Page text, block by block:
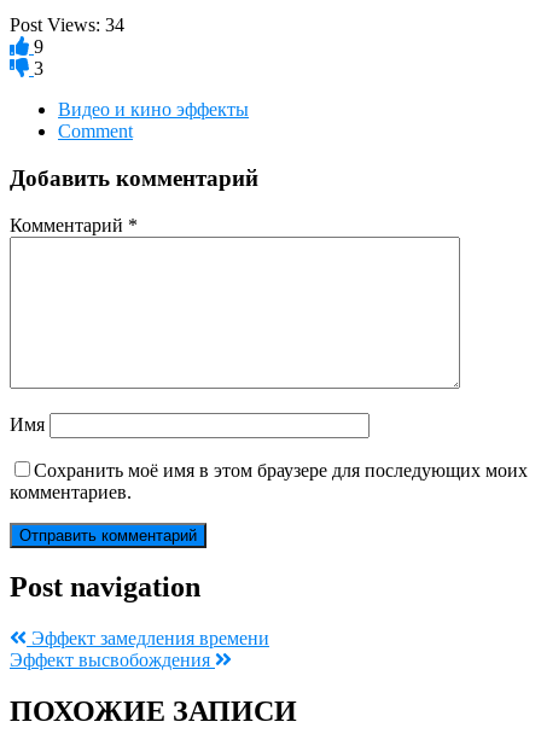
Post Views: 34
9
3
Видео и кино эффекты
Comment
Добавить комментарий
Комментарий *
Имя
Сохранить моё имя в этом браузере для последующих моих
комментариев.
Post navigation
Эффект замедления времени
Эффект высвобождения
ПОХОЖИЕ ЗАПИСИ